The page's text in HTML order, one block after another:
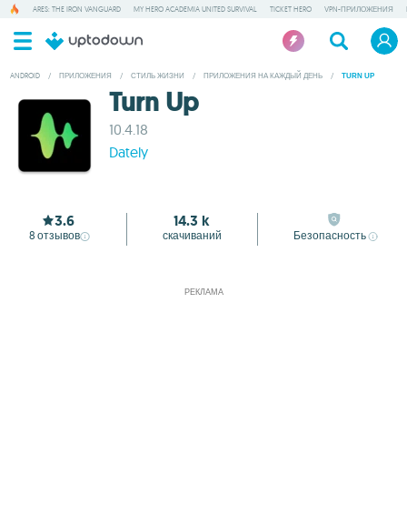
ARES: THE IRON VANGUARD MY HERO ACADEMIA UNITED SURVIVAL TICKET HERO VPN-ПРИЛОЖЕНИЯ
ANDROID / ПРИЛОЖЕНИЯ / СТИЛЬ ЖИЗНИ / ПРИЛОЖЕНИЯ НА КАЖДЫЙ ДЕНЬ / TURN UP
Turn Up
10.4.18
Dately
3.6
8 отзывов
14.3 k
скачиваний Безопасность
РЕКЛАМА